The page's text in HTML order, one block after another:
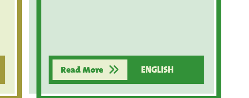
Read More ENGLISH